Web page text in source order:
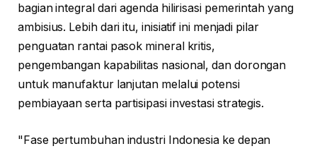
bagian integral dari agenda hilirisasi pemerintah yang
ambisius. Lebih dari itu, inisiatif ini menjadi pilar
penguatan rantai pasok mineral kritis,
pengembangan kapabilitas nasional, dan dorongan
untuk manufaktur lanjutan melalui potensi
pembiayaan serta partisipasi investasi strategis.
"Fase pertumbuhan industri Indonesia ke depan